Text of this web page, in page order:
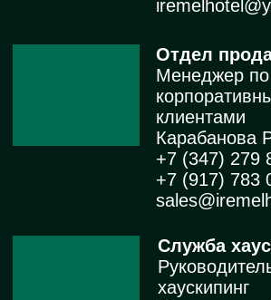
Арсеньева Анастасия
+7 963 890 00 65
conference@iremelhotel.ru
Отдел бронирования
Менеджер по
бронированию
Голдобина Злата
+7 (347) 279 87 31
+7 (917) 494 42 92
iremelhotel@yandex.ru
Ресторан «Балкан Гриль»
+7 917 049 07 68
welcome@balcan-gril.ru